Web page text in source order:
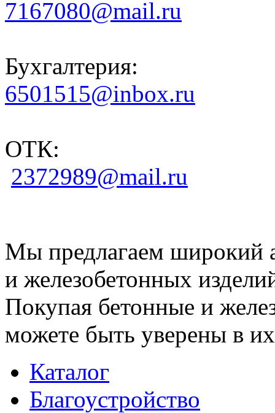
7167080@mail.ru
Бухгалтерия:
6501515@inbox.ru
ОТК:
2372989@mail.ru
Мы предлагаем широкий
и железобетонных
Покупая бетонные и
можете быть уверены в их
Каталог
Благоустройство